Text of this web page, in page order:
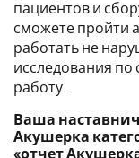
пациентов и
сможете пройти
работать не
исследования
работу.
Ваша
Акушерка
«отчет